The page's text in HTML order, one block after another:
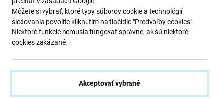
Apple
Batéria pre Apple Watch 4 40
A2058, HQ
11,98 €
Apple
(01.09.2026)
Môžete si vybrať, ktoré typy súborov cookie a technológií
sledovania povolíte kliknutím na tlačidlo "Predvoľby cookies".
Niektoré funkcie nemusia fungovať správne, ak sú niektoré
cookies zakázané.
Akceptovať vybrané